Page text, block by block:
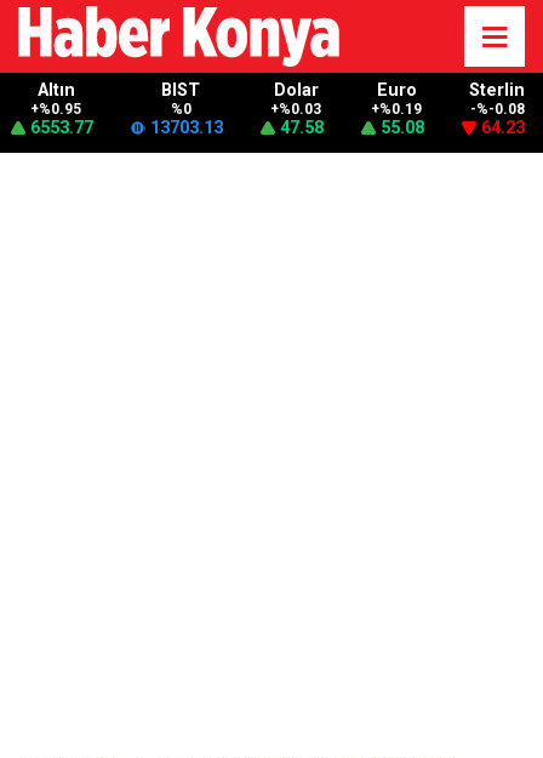
Altın
+%0.95
6553.77
BIST
%0
13703.13
Dolar
+%0.03
47.58
Euro
+%0.19
55.08
Sterlin
-%-0.08
64.23